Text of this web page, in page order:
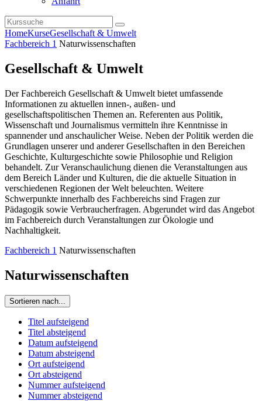
HomeKurseGesellschaft & Umwelt
Fachbereich 1 Naturwissenschaften
Gesellschaft & Umwelt
Der Fachbereich Gesellschaft & Umwelt bietet umfassende
Informationen zu aktuellen innen-, außen- und
gesellschaftspolitischen Themen an. Referenten aus Politik,
Wissenschaft und Journalismus vermitteln ihre Kenntnisse in
spannender und anschaulicher Weise. Neben der Politik werden die
Grundlagen unserer und anderer Gesellschaften in den Bereichen
Geschichte, Kulturgeschichte sowie Philosophie und Religion
behandelt. Zur Veranschaulichung dienen die Veranstaltungen aus
dem Bereich Länder und Kulturen, die die aktuelle Situation in
verschiedenen Regionen der Welt beleuchten. Weitere
Schwerpunkte innerhalb des Fachbereichs sind Fragen zur
Pädagogik sowie Verbraucherfragen. Abgerundet wird das Angebot
im Fachbereich durch Veranstaltungen zur Ökologie und
Nachhaltigkeit.
Fachbereich 1 Naturwissenschaften
Naturwissenschaften
Sortieren nach...
Titel aufsteigend
Titel absteigend
Datum aufsteigend
Datum absteigend
Ort aufsteigend
Ort absteigend
Nummer aufsteigend
Nummer absteigend